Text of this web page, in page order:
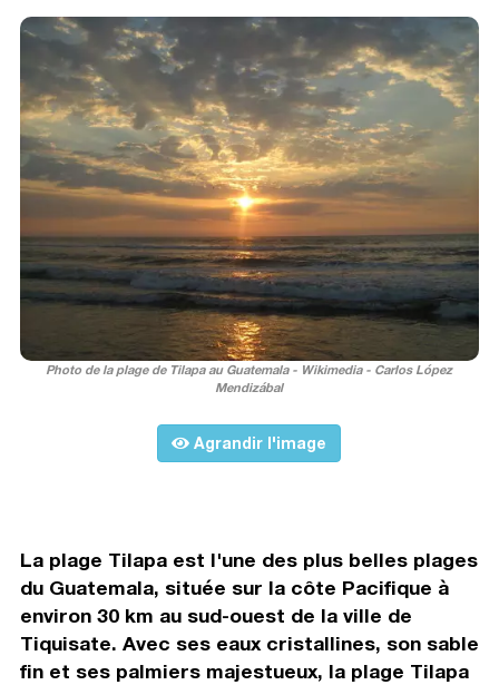
Photo de la plage de Tilapa au Guatemala - Wikimedia - Carlos López
Mendizábal
Agrandir l'image
La plage Tilapa est l'une des plus belles plages
du Guatemala, située sur la côte Pacifique à
environ 30 km au sud-ouest de la ville de
Tiquisate. Avec ses eaux cristallines, son sable
fin et ses palmiers majestueux, la plage Tilapa